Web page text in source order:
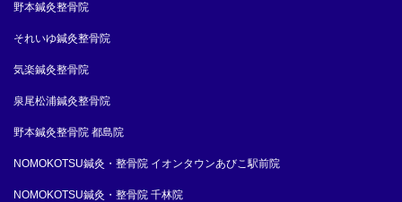
野本鍼灸整骨院
それいゆ鍼灸整骨院
気楽鍼灸整骨院
泉尾松浦鍼灸整骨院
野本鍼灸整骨院 都島院
NOMOKOTSU鍼灸・整骨院 イオンタウンあびこ駅前院
NOMOKOTSU鍼灸・整骨院 千林院